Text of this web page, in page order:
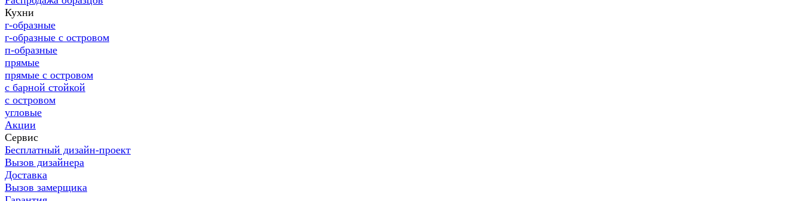
Кухни
г-образные
г-образные с островом
п-образные
прямые
прямые с островом
с барной стойкой
с островом
угловые
Акции
Сервис
Бесплатный дизайн-проект
Вызов дизайнера
Доставка
Вызов замерщика